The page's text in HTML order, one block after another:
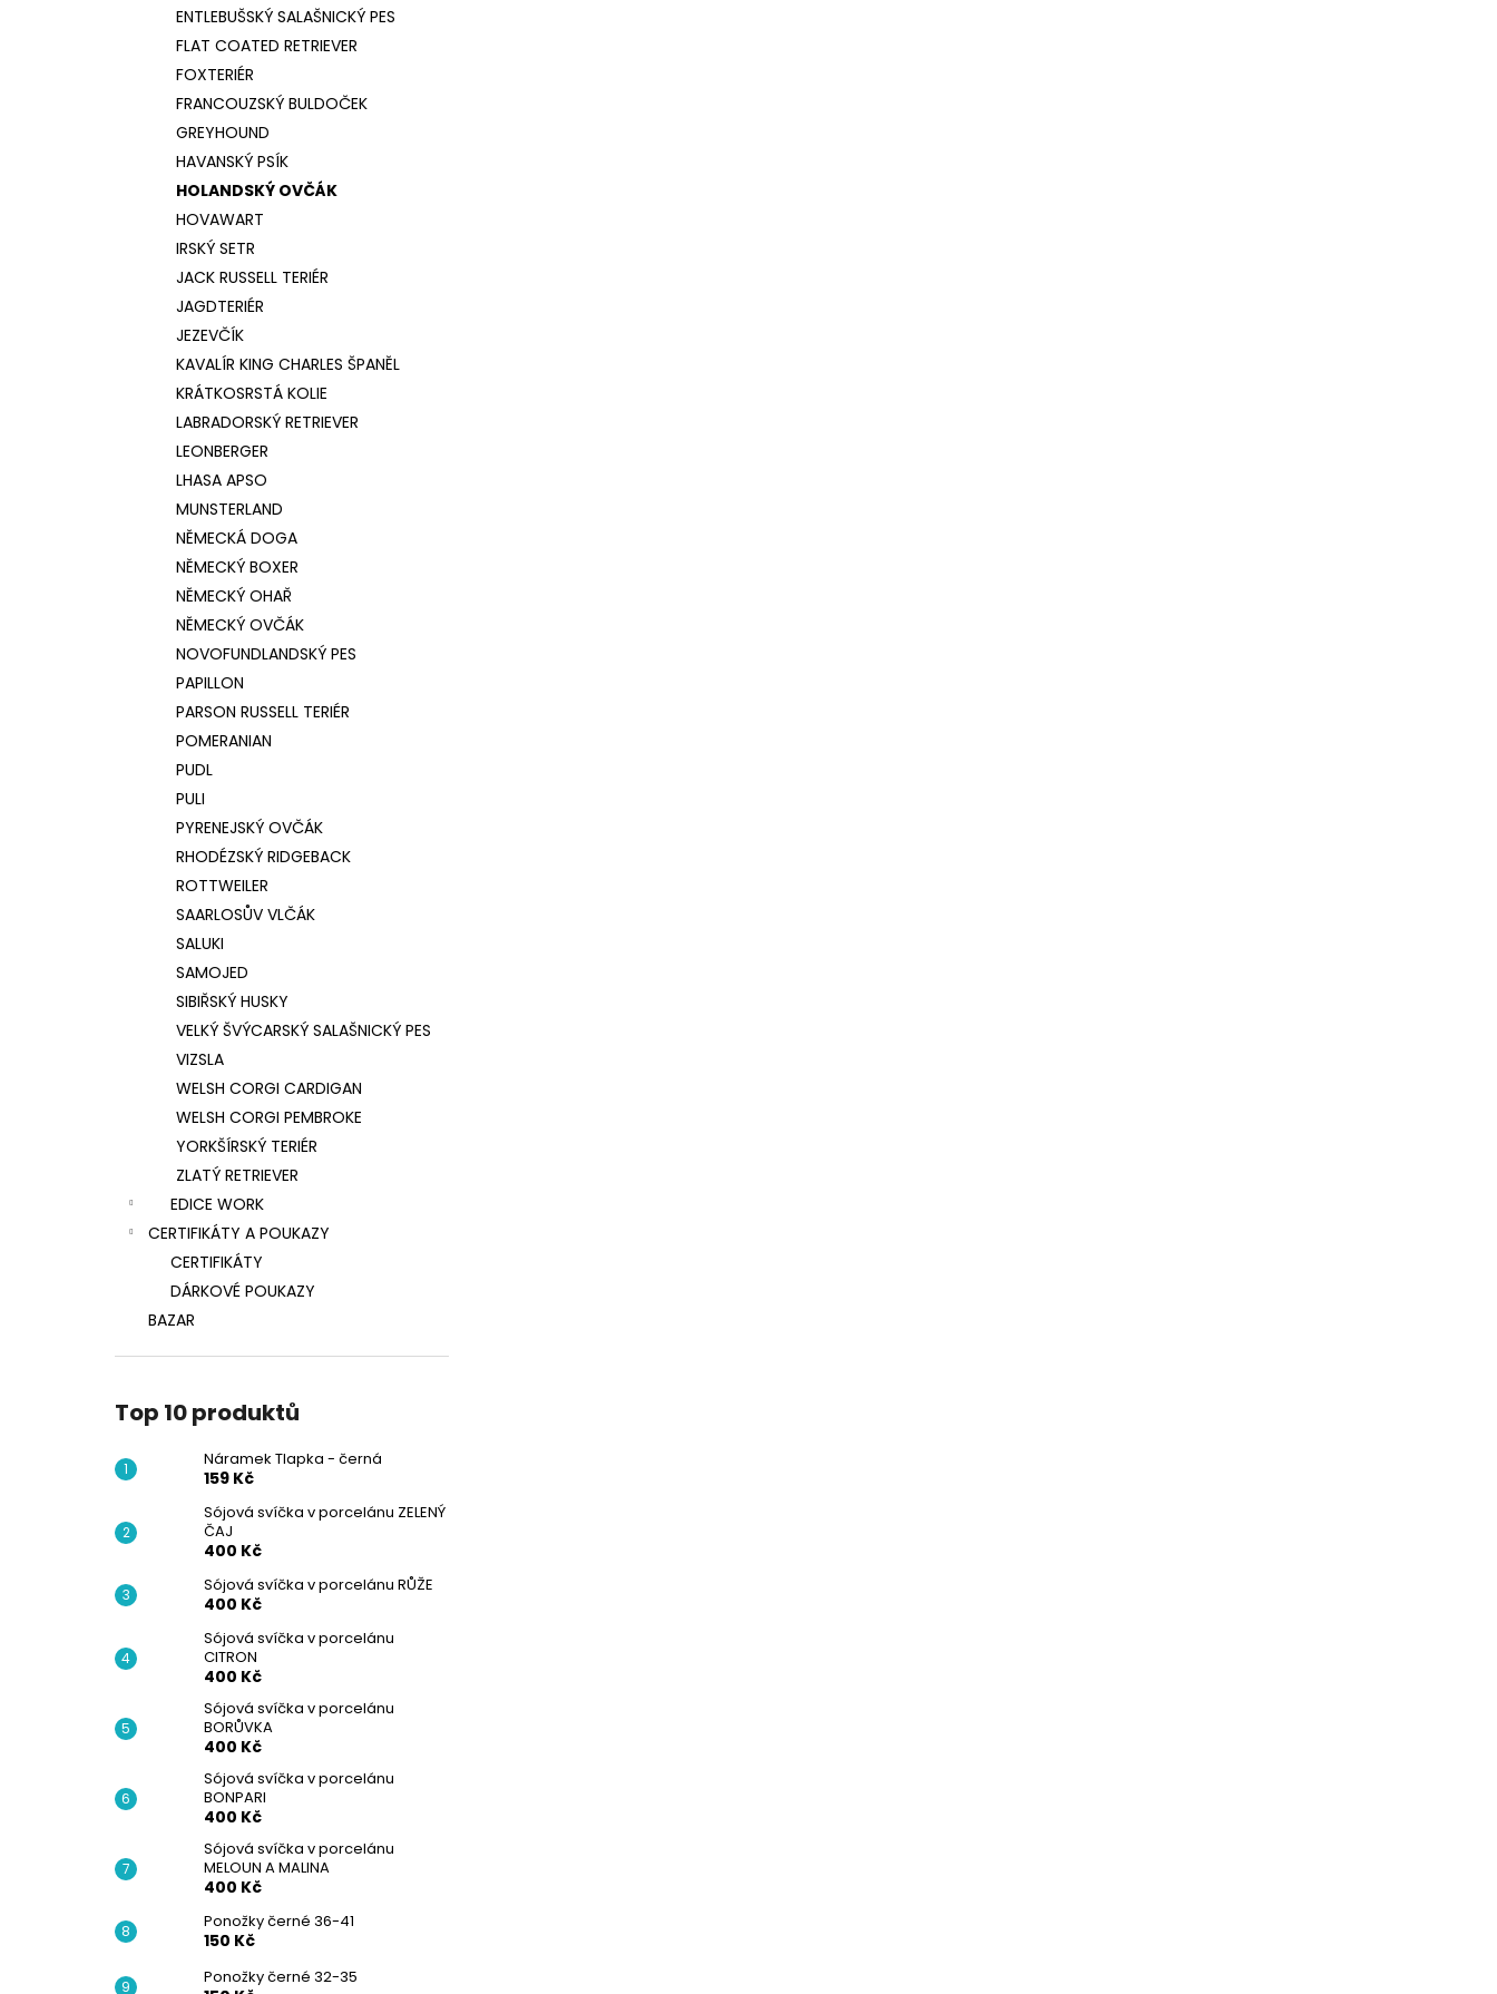
ENTLEBUŠSKÝ SALAŠNICKÝ PES
FLAT COATED RETRIEVER
FOXTERIÉR
FRANCOUZSKÝ BULDOČEK
GREYHOUND
HAVANSKÝ PSÍK
HOLANDSKÝ OVČÁK
HOVAWART
IRSKÝ SETR
JACK RUSSELL TERIÉR
JAGDTERIÉR
JEZEVČÍK
KAVALÍR KING CHARLES ŠPANĚL
KRÁTKOSRSTÁ KOLIE
LABRADORSKÝ RETRIEVER
LEONBERGER
LHASA APSO
MUNSTERLAND
NĚMECKÁ DOGA
NĚMECKÝ BOXER
NĚMECKÝ OHAŘ
NĚMECKÝ OVČÁK
NOVOFUNDLANDSKÝ PES
PAPILLON
PARSON RUSSELL TERIÉR
POMERANIAN
PUDL
PULI
PYRENEJSKÝ OVČÁK
RHODÉZSKÝ RIDGEBACK
ROTTWEILER
SAARLOSŮV VLČÁK
SALUKI
SAMOJED
SIBIŘSKÝ HUSKY
VELKÝ ŠVÝCARSKÝ SALAŠNICKÝ PES
VIZSLA
WELSH CORGI CARDIGAN
WELSH CORGI PEMBROKE
YORKŠÍRSKÝ TERIÉR
ZLATÝ RETRIEVER
EDICE WORK
CERTIFIKÁTY A POUKAZY
CERTIFIKÁTY
DÁRKOVÉ POUKAZY
BAZAR
Top 10 produktů
Náramek Tlapka - černá
159 Kč
Sójová svíčka v porcelánu ZELENÝ
ČAJ
400 Kč
Sójová svíčka v porcelánu RŮŽE
400 Kč
Sójová svíčka v porcelánu
CITRON
400 Kč
Sójová svíčka v porcelánu
BORŮVKA
400 Kč
Sójová svíčka v porcelánu
BONPARI
400 Kč
Sójová svíčka v porcelánu
MELOUN A MALINA
400 Kč
Ponožky černé 36-41
150 Kč
Ponožky černé 32-35